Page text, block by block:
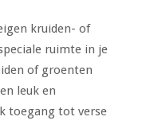
kruiden- of
ruimte in je
of groenten
leuk en
toegang tot verse